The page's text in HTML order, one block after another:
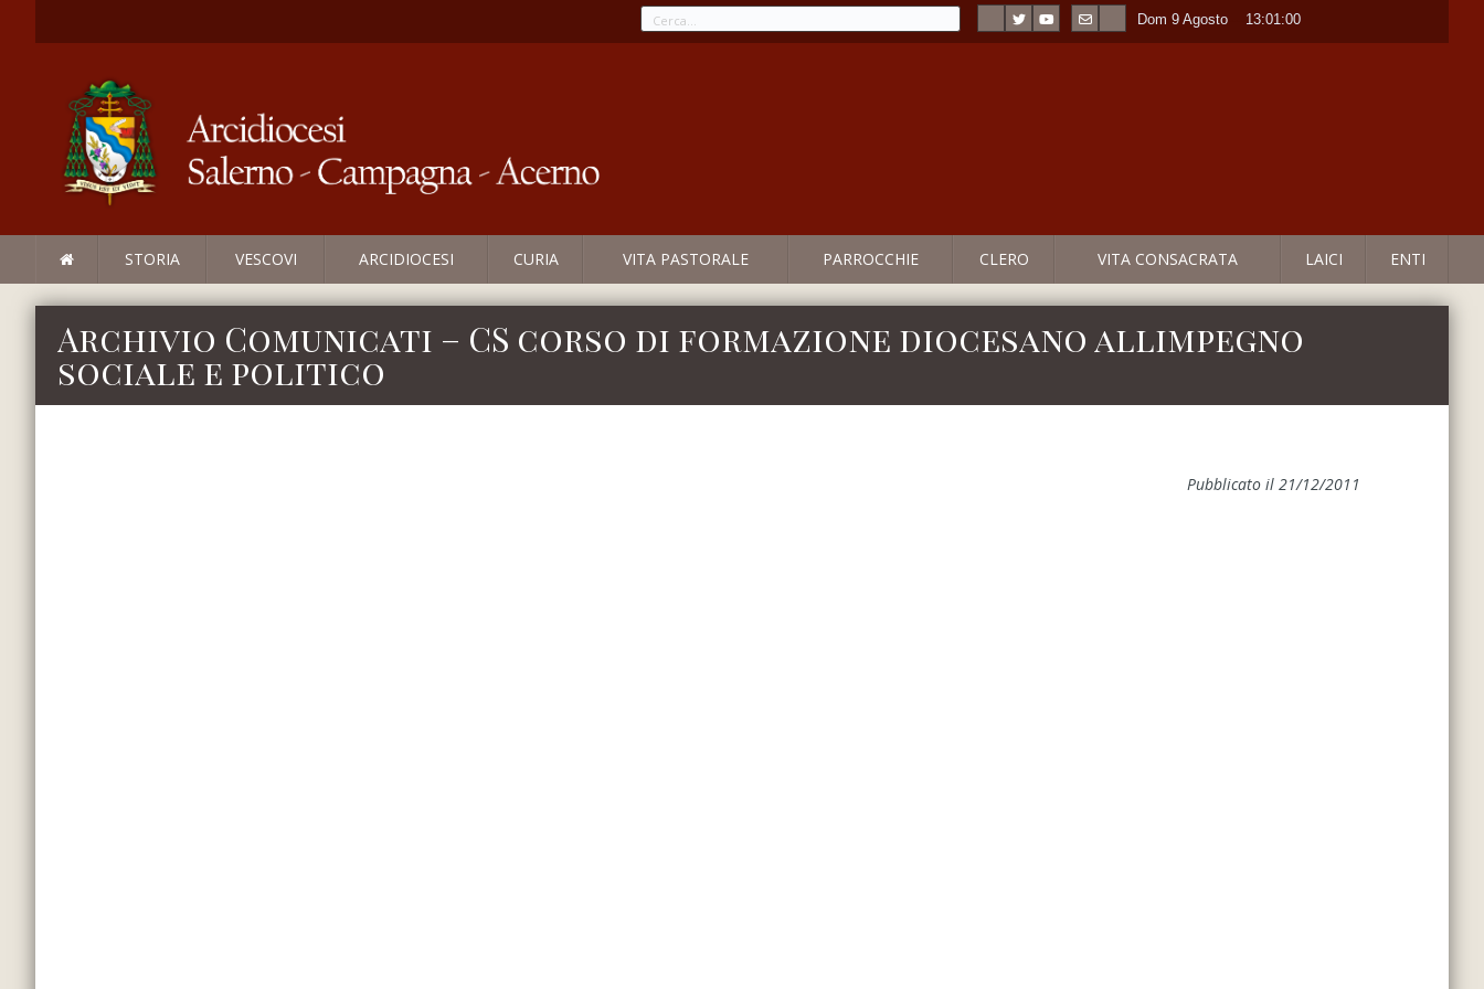
Dom 9 Agosto 13:01:00
STORIA VESCOVI ARCIDIOCESI CURIA VITA PASTORALE PARROCCHIE CLERO VITA CONSACRATA LAICI ENTI
Archivio Comunicati – CS corso di formazione diocesano allimpegno
sociale e politico
Pubblicato il 21/12/2011